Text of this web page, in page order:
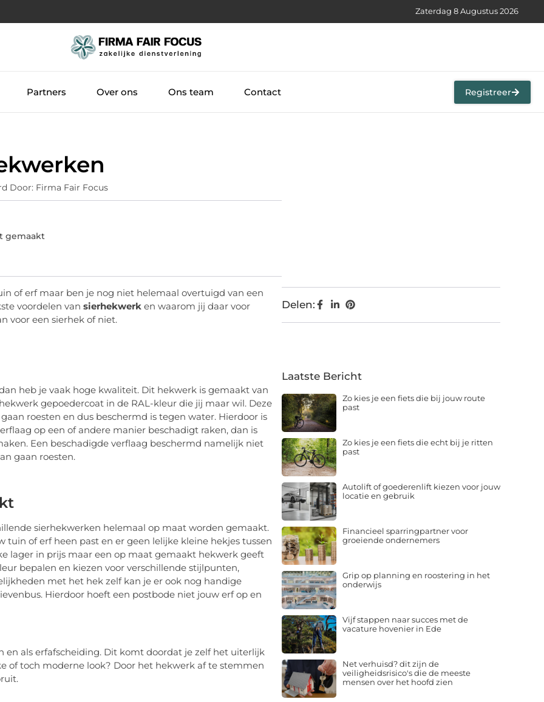
Zaterdag 8 Augustus 2026
Partners Over ons Ons team Contact Registreer
Door: Firma Fair Focus
gemaakt
of erf maar ben je nog niet helemaal overtuigd van een
voordelen van sierhekwerk en waarom jij daar voor
voor een sierhek of niet.
heb je vaak hoge kwaliteit. Dit hekwerk is gemaakt van
gepoedercoat in de RAL-kleur die jij maar wil. Deze
roesten en dus beschermd is tegen water. Hierdoor is
op een of andere manier beschadigt raken, dan is
Een beschadigde verflaag beschermd namelijk niet
gaan roesten.
sierhekwerken helemaal op maat worden gemaakt.
of erf heen past en er geen lelijke kleine hekjes tussen
lager in prijs maar een op maat gemaakt hekwerk geeft
bepalen en kiezen voor verschillende stijlpunten,
met het hek zelf kan je er ook nog handige
Hierdoor hoeft een postbode niet jouw erf op en
en als erfafscheiding. Dit komt doordat je zelf het uiterlijk
of toch moderne look? Door het hekwerk af te stemmen
Delen:
Laatste Bericht
Zo kies je een fiets die bij jouw route
past
Zo kies je een fiets die echt bij je ritten
past
Autolift of goederenlift kiezen voor jouw
locatie en gebruik
Financieel sparringpartner voor
groeiende ondernemers
Grip op planning en roostering in het
onderwijs
Vijf stappen naar succes met de
vacature hovenier in Ede
Net verhuisd? dit zijn de
veiligheidsrisico's die de meeste
mensen over het hoofd zien